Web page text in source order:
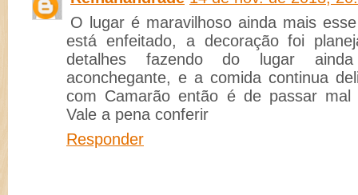
O lugar é maravilhoso ainda mais
está enfeitado, a decoração foi
detalhes fazendo do lugar
aconchegante, e a comida continua
com Camarão então é de passar
Vale a pena conferir
Responder